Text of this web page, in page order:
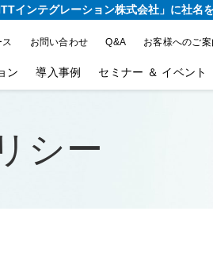
インテグレーション株式会社」に社名
ス お問い合わせ Q&A お客様へのご
ン 導入事例 セミナー ＆ イベント
シー